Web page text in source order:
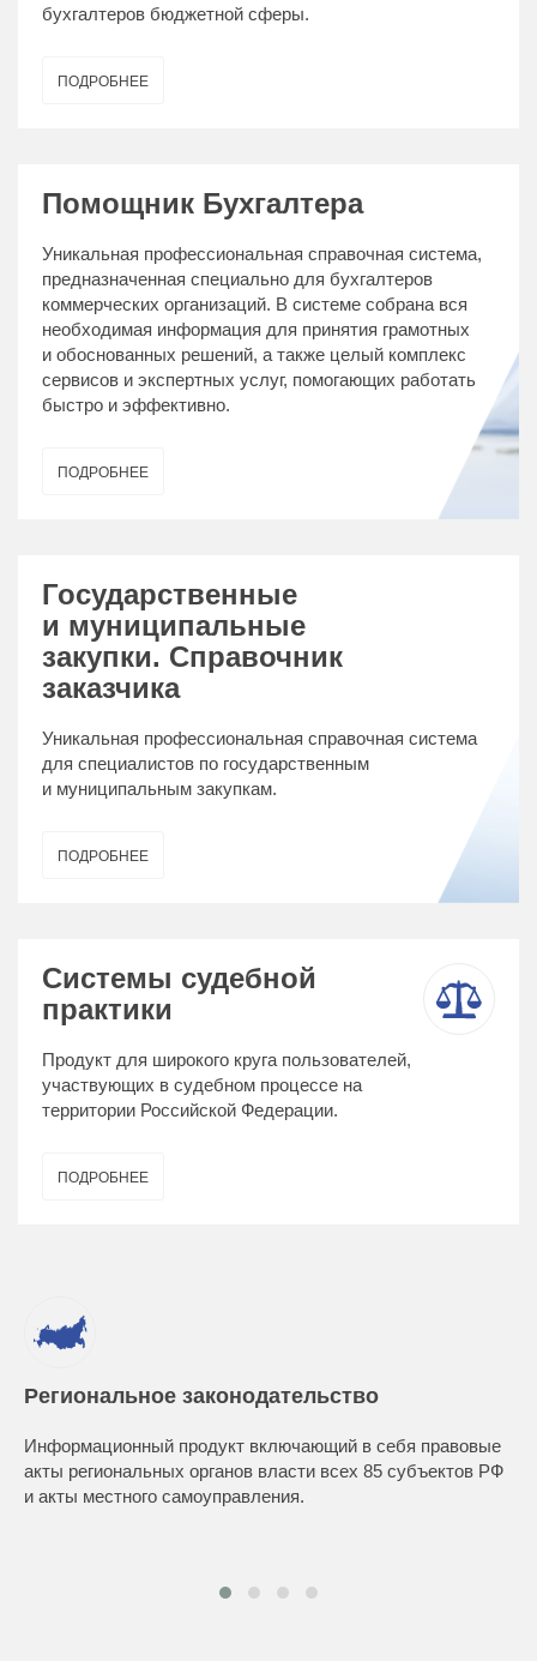
бухгалтеров бюджетной сферы.
ПОДРОБНЕЕ
Помощник Бухгалтера
Уникальная профессиональная справочная система,
предназначенная специально для бухгалтеров
коммерческих организаций. В системе собрана вся
необходимая информация для принятия грамотных
и обоснованных решений, а также целый комплекс
сервисов и экспертных услуг, помогающих работать
быстро и эффективно.
ПОДРОБНЕЕ
Государственные
и муниципальные
закупки. Справочник
заказчика
Уникальная профессиональная справочная система
для специалистов по государственным
и муниципальным закупкам.
ПОДРОБНЕЕ
Системы судебной
практики
Продукт для широкого круга пользователей,
участвующих в судебном процессе на
территории Российской Федерации.
ПОДРОБНЕЕ
Региональное законодательство
Информационный продукт включающий в себя правовые
акты региональных органов власти всех 85 субъектов РФ
и акты местного самоуправления.